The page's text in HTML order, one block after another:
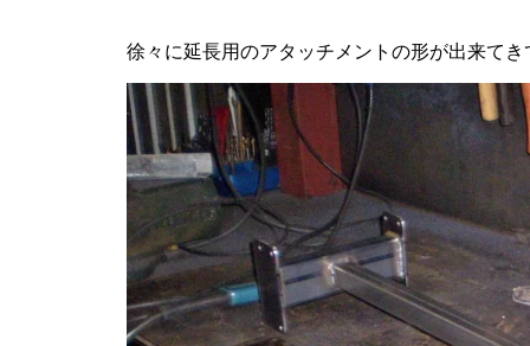
徐々に延長用のアタッチメントの形が出来てき